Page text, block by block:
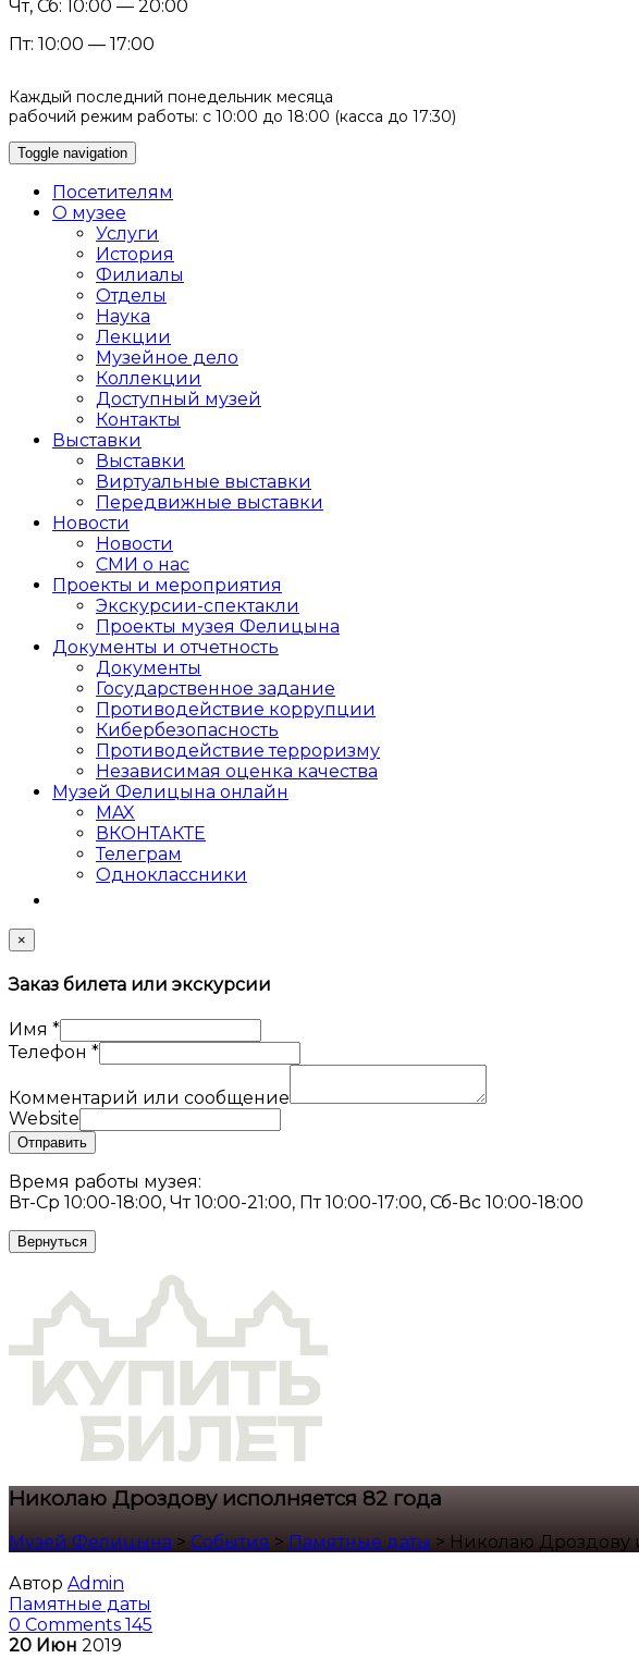
Чт, Сб: 10:00 — 20:00
Пт: 10:00 — 17:00
Каждый последний понедельник месяца
рабочий режим работы: с 10:00 до 18:00 (касса до 17:30)
Toggle navigation
Посетителям
О музее
Услуги
История
Филиалы
Отделы
Наука
Лекции
Музейное дело
Коллекции
Доступный музей
Контакты
Выставки
Выставки
Виртуальные выставки
Передвижные выставки
Новости
Новости
СМИ о нас
Проекты и мероприятия
Экскурсии-спектакли
Проекты музея Фелицына
Документы и отчетность
Документы
Государственное задание
Противодействие коррупции
Кибер­безопасность
Противодействие терроризму
Независимая оценка качества
Музей Фелицына онлайн
MAX
ВКОНТАКТЕ
Телеграм
Одноклассники
×
Заказ билета или экскурсии
Имя *
Телефон *
Комментарий или сообщение
Website
Отправить
Время работы музея:
Вт-Ср 10:00-18:00, Чт 10:00-21:00, Пт 10:00-17:00, Сб-Вс 10:00-18:00
Вернуться
Николаю Дроздову исполняется 82 года
Музей Фелицына > События > Памятные даты > Николаю Дроздову
Автор Admin
Памятные даты
0 Comments 145
20 Июн 2019